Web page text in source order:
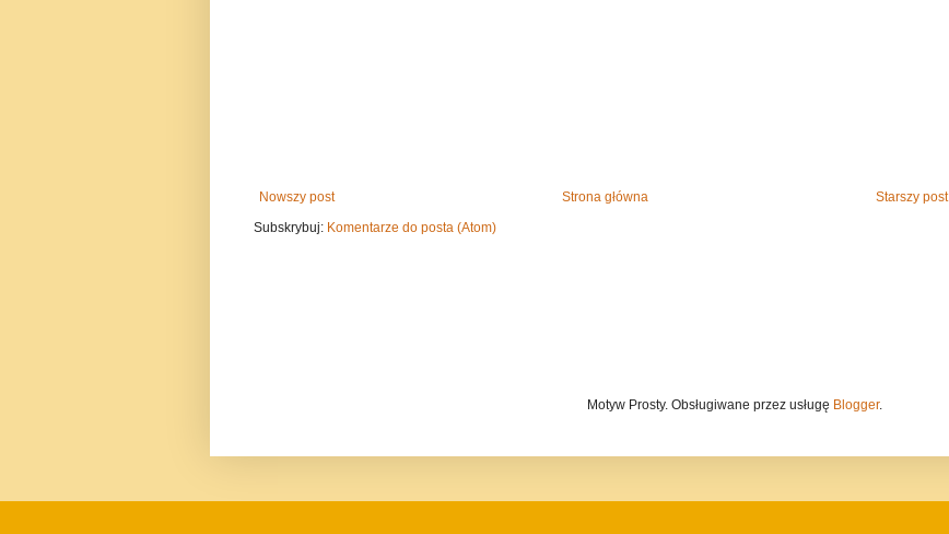
Nowszy post Starszy post
Strona główna
Subskrybuj: Komentarze do posta (Atom)
Motyw Prosty. Obsługiwane przez usługę Blogger.